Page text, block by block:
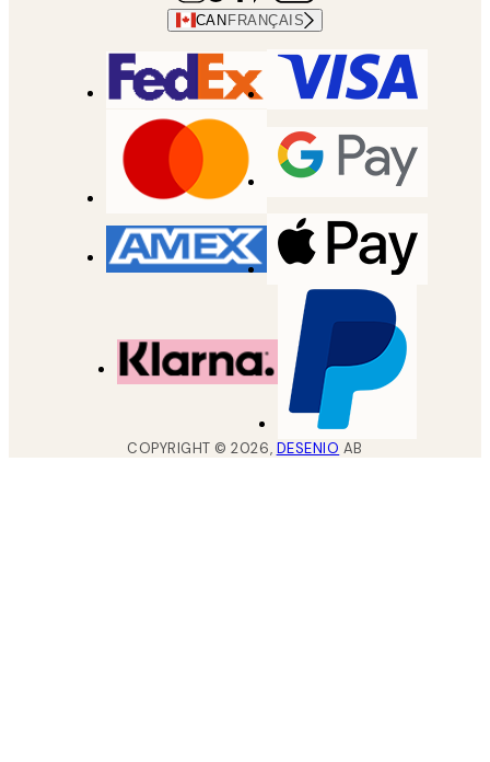
CAN FRANÇAIS
COPYRIGHT ©2026, DESENIO AB